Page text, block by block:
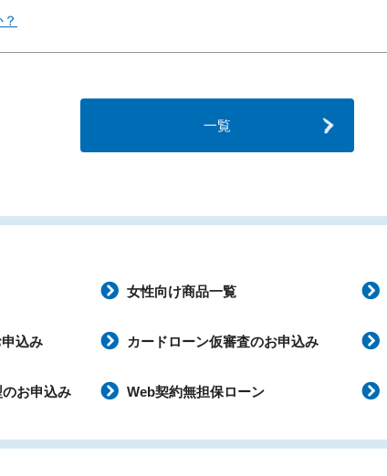
一覧
女性向け商品一覧
込み カードローン仮審査のお申込み
お申込み Web契約無担保ローン